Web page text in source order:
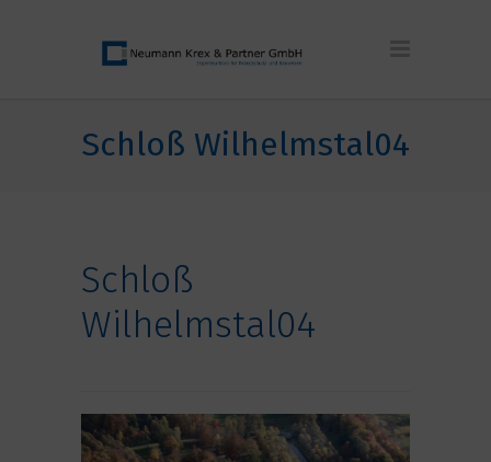
Schloß Wilhelmstal04
Schloß
Wilhelmstal04